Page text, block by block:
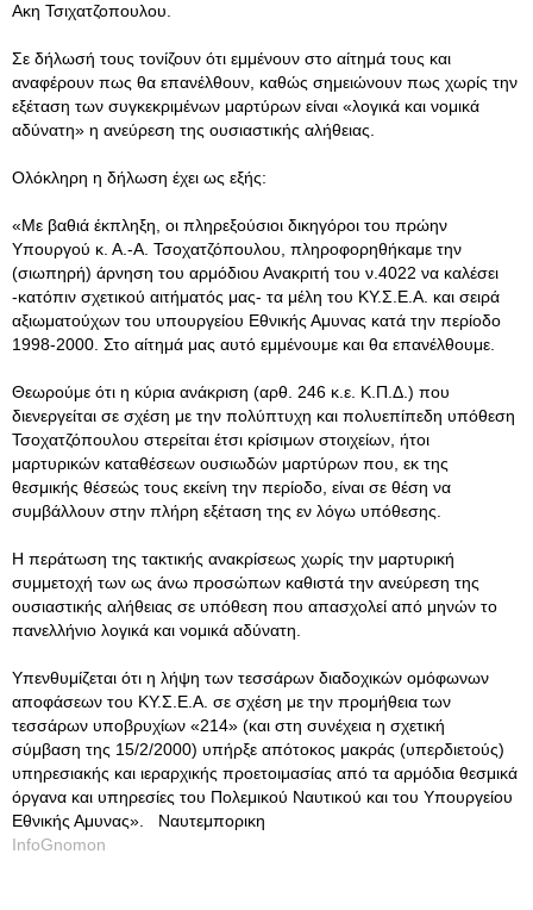
Ακη Τσιχατζοπουλου.
Σε δήλωσή τους τονίζουν ότι εμμένουν στο αίτημά τους και
αναφέρουν πως θα επανέλθουν, καθώς σημειώνουν πως χωρίς την
εξέταση των συγκεκριμένων μαρτύρων είναι «λογικά και νομικά
αδύνατη» η ανεύρεση της ουσιαστικής αλήθειας.
Ολόκληρη η δήλωση έχει ως εξής:
«Με βαθιά έκπληξη, οι πληρεξούσιοι δικηγόροι του πρώην
Υπουργού κ. Α.-Α. Τσοχατζόπουλου, πληροφορηθήκαμε την
(σιωπηρή) άρνηση του αρμόδιου Ανακριτή του ν.4022 να καλέσει
-κατόπιν σχετικού αιτήματός μας- τα μέλη του ΚΥ.Σ.Ε.Α. και σειρά
αξιωματούχων του υπουργείου Εθνικής Αμυνας κατά την περίοδο
1998-2000. Στο αίτημά μας αυτό εμμένουμε και θα επανέλθουμε.
Θεωρούμε ότι η κύρια ανάκριση (αρθ. 246 κ.ε. Κ.Π.Δ.) που
διενεργείται σε σχέση με την πολύπτυχη και πολυεπίπεδη υπόθεση
Τσοχατζόπουλου στερείται έτσι κρίσιμων στοιχείων, ήτοι
μαρτυρικών καταθέσεων ουσιωδών μαρτύρων που, εκ της
θεσμικής θέσεώς τους εκείνη την περίοδο, είναι σε θέση να
συμβάλλουν στην πλήρη εξέταση της εν λόγω υπόθεσης.
Η περάτωση της τακτικής ανακρίσεως χωρίς την μαρτυρική
συμμετοχή των ως άνω προσώπων καθιστά την ανεύρεση της
ουσιαστικής αλήθειας σε υπόθεση που απασχολεί από μηνών το
πανελλήνιο λογικά και νομικά αδύνατη.
Υπενθυμίζεται ότι η λήψη των τεσσάρων διαδοχικών ομόφωνων
αποφάσεων του ΚΥ.Σ.Ε.Α. σε σχέση με την προμήθεια των
τεσσάρων υποβρυχίων «214» (και στη συνέχεια η σχετική
σύμβαση της 15/2/2000) υπήρξε απότοκος μακράς (υπερδιετούς)
υπηρεσιακής και ιεραρχικής προετοιμασίας από τα αρμόδια θεσμικά
όργανα και υπηρεσίες του Πολεμικού Ναυτικού και του Υπουργείου
Εθνικής Αμυνας». Ναυτεμπορικη
InfoGnomon